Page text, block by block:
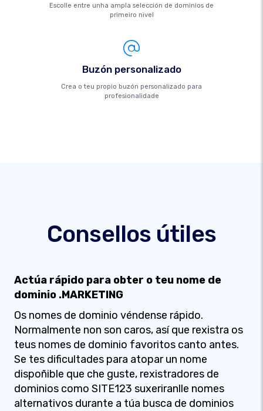
Escolle entre unha ampla selección de dominios de
primeiro nivel
Buzón personalizado
Crea o teu propio buzón personalizado para
profesionalidade
Consellos útiles
Actúa rápido para obter o teu nome de
dominio .MARKETING
Os nomes de dominio véndense rápido.
Normalmente non son caros, así que rexistra os
teus nomes de dominio favoritos canto antes.
Se tes dificultades para atopar un nome
dispoñible que che guste, rexistradores de
dominios como SITE123 suxeriranlle nomes
alternativos durante a túa busca de dominios